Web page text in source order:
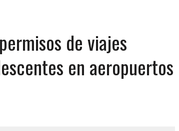
TRAGEDIA FAMILIAR
DE 13 AÑOS TRAS ABUSAR DE ELLA
TRAS LOS TERREMOTOS: CAYERON DESDE EL PISO NUEVE DEL
Y A OTRO FAMILIAR EN BOLÍVAR
de viajes
en aeropuertos